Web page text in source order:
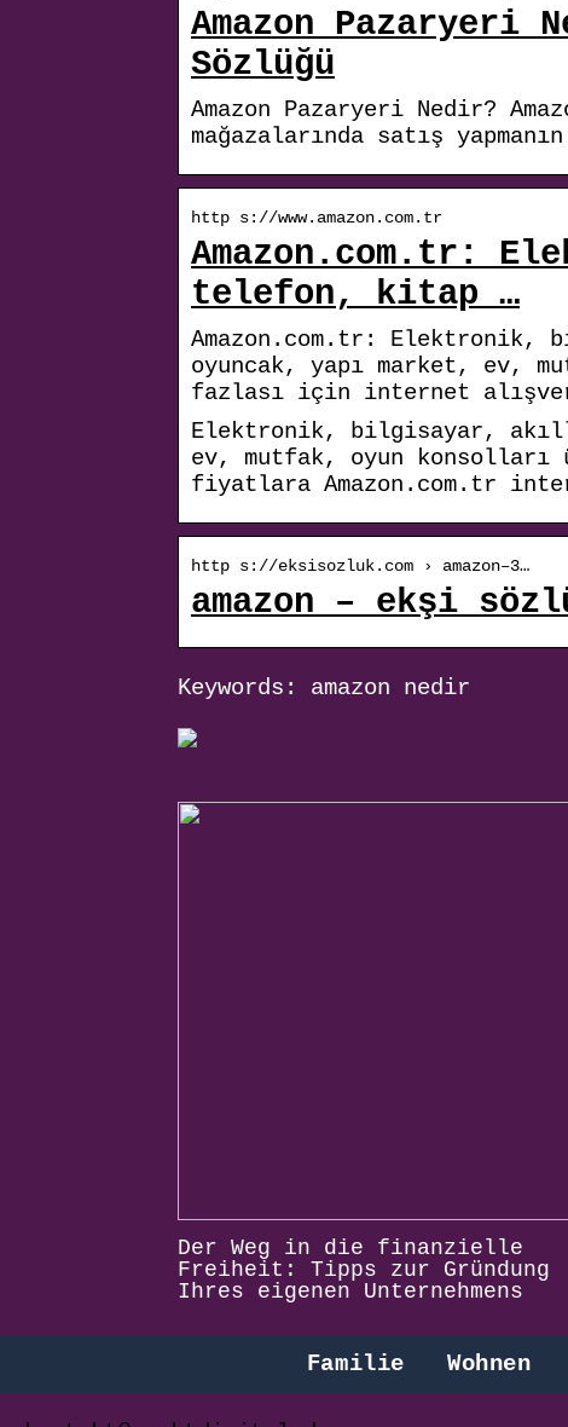
Amazon Pazaryeri
Sözlüğü
Amazon Pazaryeri Nedir?
mağazalarında satış
http s://www.amazon.com.tr
Amazon.com.tr:
telefon, kitap …
Amazon.com.tr:
oyuncak, yapı market, ev,
fazlası için internet
Elektronik, bilgisayar,
ev, mutfak, oyun konsolları
fiyatlara Amazon.com.tr
http s://eksisozluk.com › amazon–3…
amazon – ekşi
Keywords: amazon nedir
Der Weg in die finanzielle
Freiheit: Tipps zur Gründung
Ihres eigenen Unternehmens
Familie Wohnen